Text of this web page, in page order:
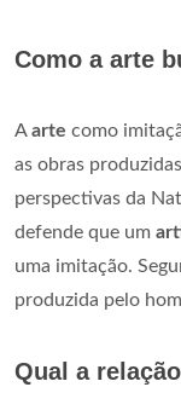
Como a arte
Aarte como
as obras
perspectivas da
defende que um
uma imitação.
produzida pelo
Qual a